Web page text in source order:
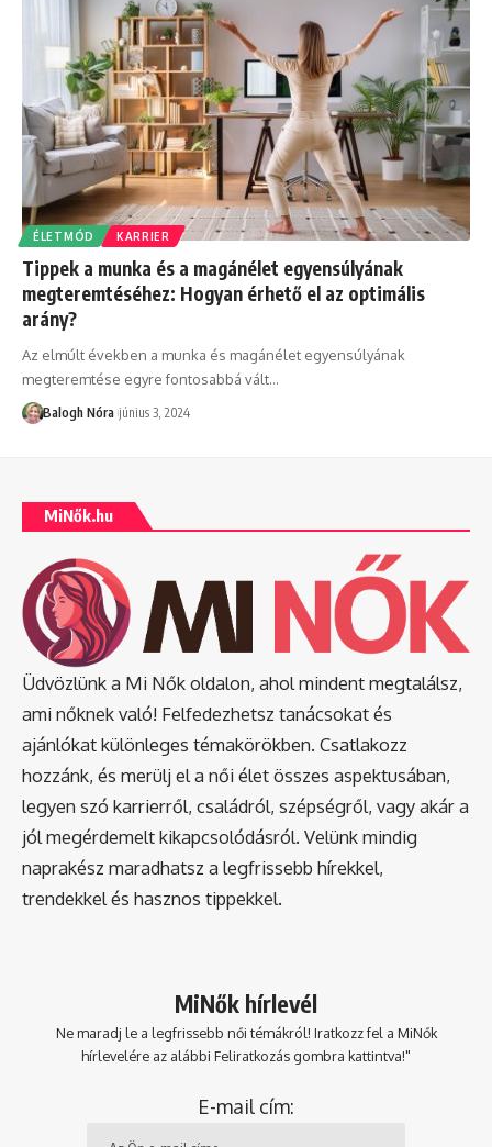
ÉLETMÓD KARRIER
Tippek a munka és a magánélet egyensúlyának
megteremtéséhez: Hogyan érhető el az optimális
arány?
Az elmúlt években a munka és magánélet egyensúlyának
megteremtése egyre fontosabbá vált…
Balogh Nóra június 3, 2024
MiNők.hu
Üdvözlünk a Mi Nők oldalon, ahol mindent megtalálsz,
ami nőknek való! Felfedezhetsz tanácsokat és
ajánlókat különleges témakörökben. Csatlakozz
hozzánk, és merülj el a női élet összes aspektusában,
legyen szó karrierről, családról, szépségről, vagy akár a
jól megérdemelt kikapcsolódásról. Velünk mindig
naprakész maradhatsz a legfrissebb hírekkel,
trendekkel és hasznos tippekkel.
MiNők hírlevél
Ne maradj le a legfrissebb női témákról! Iratkozz fel a MiNők
hírlevelére az alábbi Feliratkozás gombra kattintva!"
E-mail cím: